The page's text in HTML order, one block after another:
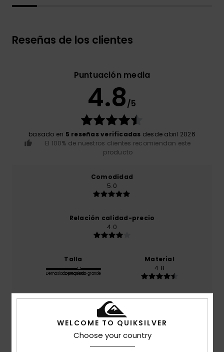
Reseñas de los clientes
Puntuación media
4.8/5
basado en 5 reseñas verificadas desde abril 2026
El 100% de nuestros clientes recomiendan este
producto
Comodidad
5.0
Relación calidad-precio
4.0
Talla
Demasiado pequeño
Demasiado grande
Material
4.8
Color
4.8
WELCOME TO QUIKSILVER
Choose your country